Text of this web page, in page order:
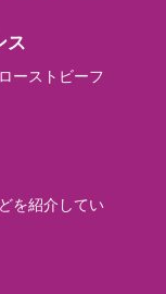
ス
ーストビーフ
を紹介してい